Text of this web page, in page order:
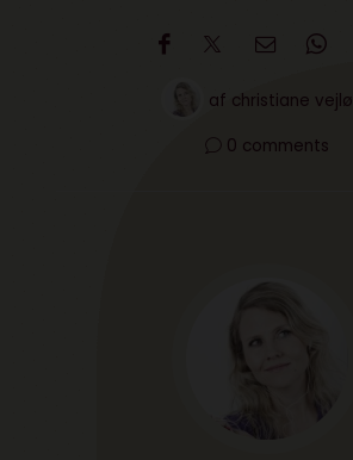
af christiane vejlø
0 comments